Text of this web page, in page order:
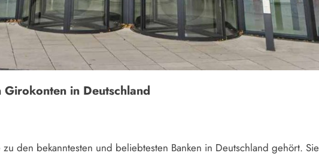
in Deutschland
den bekanntesten und beliebtesten Banken in Deutschland gehört. Sie